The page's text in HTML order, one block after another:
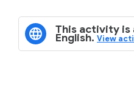
This activity is
English.View